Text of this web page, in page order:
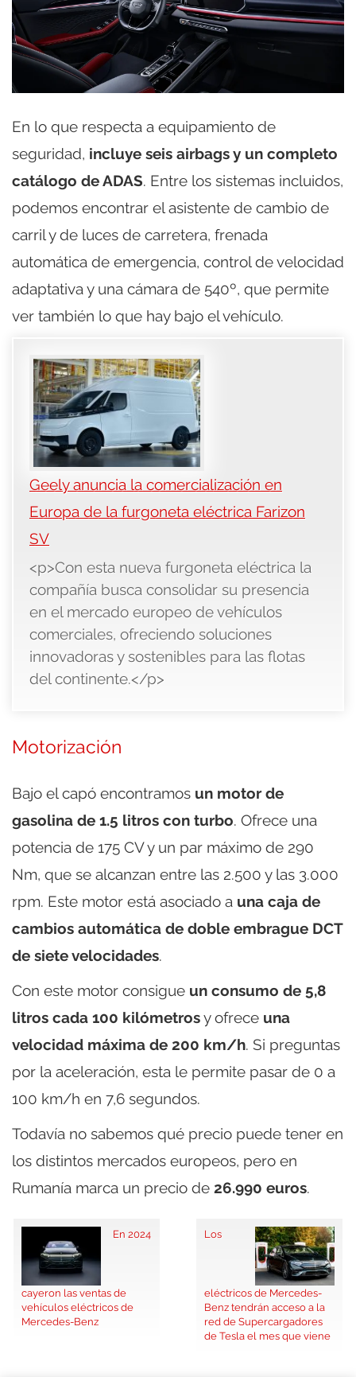
En lo que respecta a equipamiento de
seguridad, incluye seis airbags y un completo
catálogo de ADAS. Entre los sistemas incluidos,
podemos encontrar el asistente de cambio de
carril y de luces de carretera, frenada
automática de emergencia, control de velocidad
adaptativa y una cámara de 540º, que permite
ver también lo que hay bajo el vehículo.
Geely anuncia la comercialización en
Europa de la furgoneta eléctrica Farizon
SV
<p>Con esta nueva furgoneta eléctrica la
compañía busca consolidar su presencia
en el mercado europeo de vehículos
comerciales, ofreciendo soluciones
innovadoras y sostenibles para las flotas
del continente.</p>
Motorización
Bajo el capó encontramos un motor de
gasolina de 1.5 litros con turbo. Ofrece una
potencia de 175 CV y un par máximo de 290
Nm, que se alcanzan entre las 2.500 y las 3.000
rpm. Este motor está asociado a una caja de
cambios automática de doble embrague DCT
de siete velocidades.
Con este motor consigue un consumo de 5,8
litros cada 100 kilómetrosy ofrece una
velocidad máxima de 200 km/h. Si preguntas
por la aceleración, esta le permite pasar de 0 a
100 km/h en 7,6 segundos.
Todavía no sabemos qué precio puede tener en
los distintos mercados europeos, pero en
Rumanía marca un precio de 26.990 euros.
En 2024
cayeron las ventas de
vehículos eléctricos de
Mercedes-Benz
Los
eléctricos de Mercedes-
Benz tendrán acceso a la
red de Supercargadores
de Tesla el mes que viene